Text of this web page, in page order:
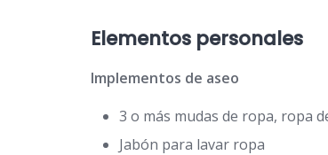
Elementos personales
Implementos de aseo
3 o más mudas de ropa, ropa
Jabón para lavar ropa